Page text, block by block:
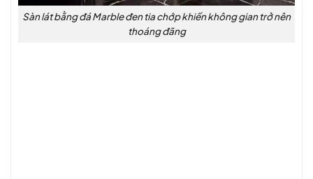
Sàn lát bằng đá Marble đen tia chớp khiến không gian trở nên
thoáng đãng